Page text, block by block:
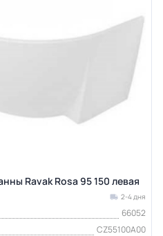
Ravak Rosa 95 150 левая
2-4 дня
66052
CZ55100A00